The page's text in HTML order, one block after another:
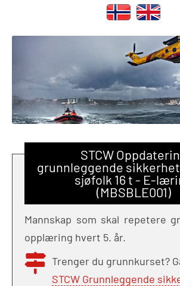
STCW
grunnleggende
sjøfolk 16 t - E-
(MBSBLE001)
Mannskap som skal repetere
opplæring hvert 5. år.
Trenger du grunnkurset?
STCW Grunnleggende